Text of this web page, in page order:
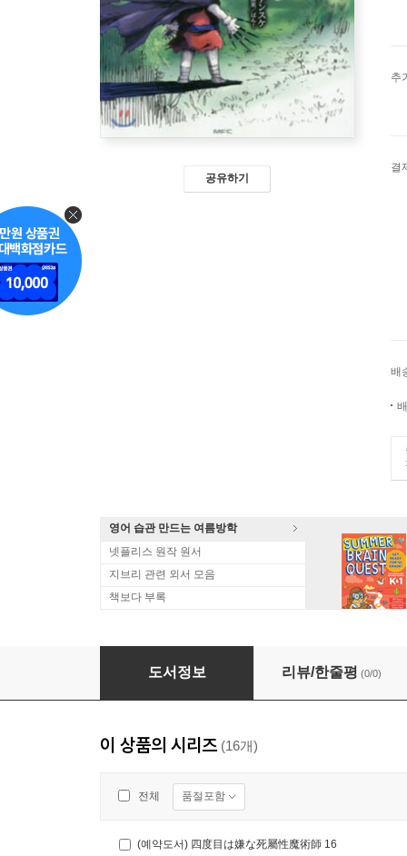
공유하기
추
결
배
영어 습관 만드는 여름방학
넷플리스 원작 원서
지브리 관련 외서 모음
책보다 부록
四度目は嫌な死屬性魔術師 3
도서정보 리뷰/한줄평 (0/0)
이 상품의 시리즈 (16개)
전체 품절포함
(예약도서) 四度目は嫌な死屬性魔術師 16